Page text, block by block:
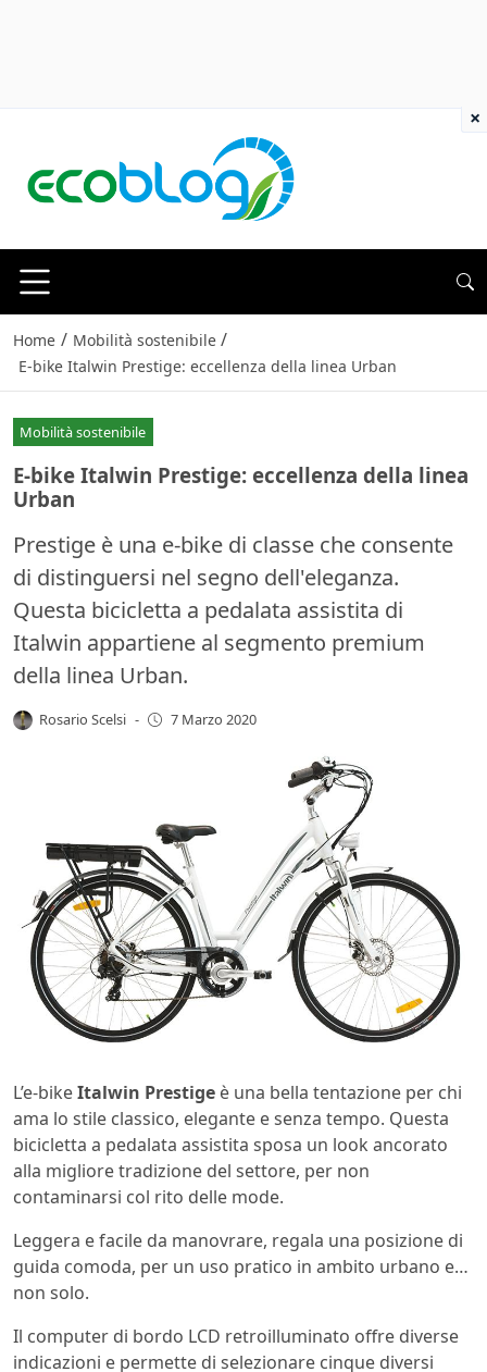
Home / Mobilità sostenibile /
E-bike Italwin Prestige: eccellenza della linea Urban
Mobilità sostenibile
E-bike Italwin Prestige: eccellenza della linea
Urban
Prestige è una e-bike di classe che consente
di distinguersi nel segno dell'eleganza.
Questa bicicletta a pedalata assistita di
Italwin appartiene al segmento premium
della linea Urban.
Rosario Scelsi - 7 Marzo 2020
L’e-bikeItalwin Prestige è una bella tentazione per chi
ama lo stile classico, elegante e senza tempo. Questa
bicicletta a pedalata assistita sposa un look ancorato
alla migliore tradizione del settore, per non
contaminarsi col rito delle mode.
Leggera e facile da manovrare, regala una posizione di
guida comoda, per un uso pratico in ambito urbano e…
non solo.
Il computer di bordo LCD retroilluminato offre diverse
indicazioni e permette di selezionare cinque diversi
×